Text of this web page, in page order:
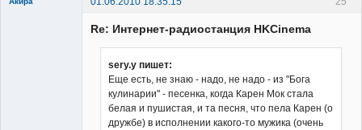
Re: Интернет-радиостанция HKCinema
sery.y пишет:
Еще есть, не знаю - надо, не надо - из "Бога
кулинарии" - песенка, когда Карен Мок стала
белая и пушистая, и та песня, что пела Карен (о
дружбе) в исполнении какого-то мужика (очень